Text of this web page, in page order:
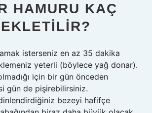
HAMURU KAÇ
isterseniz en az 35 dakika
yeterli (böylece yağ donar).
için bir gün önceden
gün de pişirebilirsiniz.
bezeyi hafifçe